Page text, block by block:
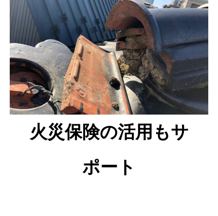
火災保険の活用もサ
ポート